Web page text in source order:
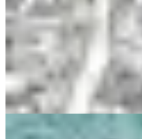
Remera Indra Pain
$ 1.657